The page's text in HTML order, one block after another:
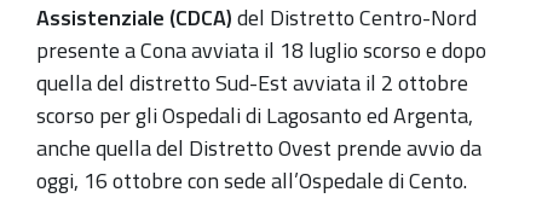
Assistenziale (CDCA)del Distretto Centro-Nord
presente a Cona avviata il 18 luglio scorso e dopo
quella del distretto Sud-Est avviata il 2 ottobre
scorso per gli Ospedali di Lagosanto ed Argenta,
anche quella del Distretto Ovest prende avvio da
oggi, 16 ottobre con sede all’Ospedale di Cento.